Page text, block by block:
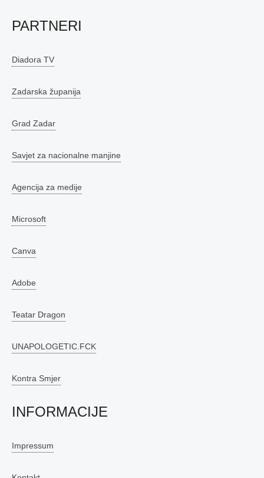
PARTNERI
Diadora TV
Zadarska županija
Grad Zadar
Savjet za nacionalne manjine
Agencija za medije
Microsoft
Canva
Adobe
Teatar Dragon
UNAPOLOGETIC.FCK
Kontra Smjer
INFORMACIJE
Impressum